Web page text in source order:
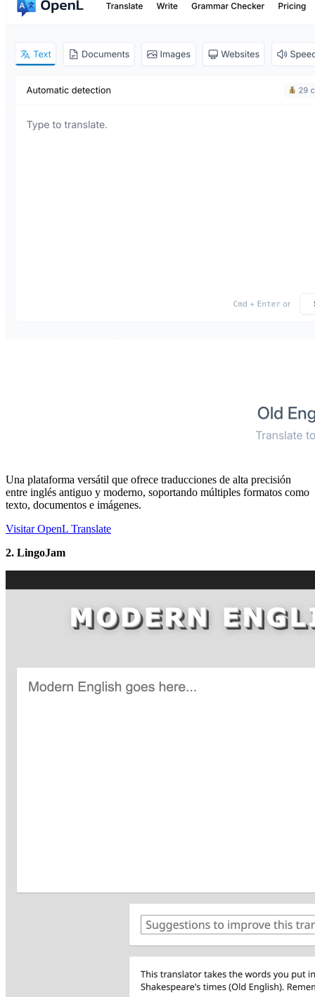
Una plataforma versátil que ofrece traducciones de alta precisión
entre inglés antiguo y moderno, soportando múltiples formatos como
texto, documentos e imágenes.
Visitar OpenL Translate
2. LingoJam